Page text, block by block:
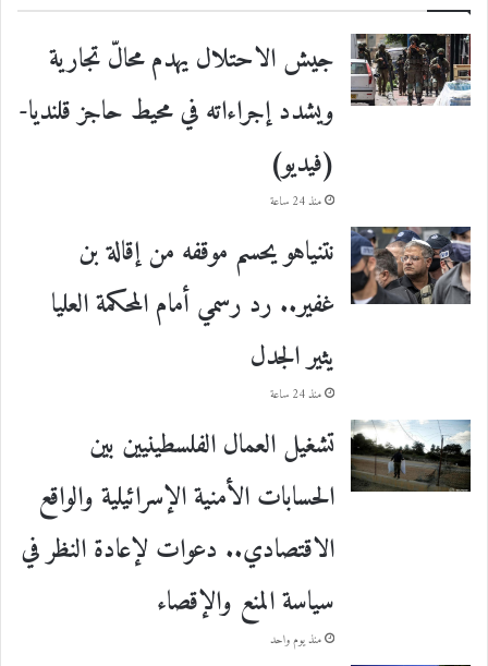
جيش الاحتلال يهدم محالّ تجارية
ويشدد إجراءاته في محيط حاجز قلنديا-
(فيديو)
منذ 24 ساعة
نتنياهو يحسم موقفه من إقالة بن
غفير.. رد رسمي أمام المحكمة العليا
يثير الجدل
منذ 24 ساعة
تشغيل العمال الفلسطينيين بين
الحسابات الأمنية الإسرائيلية والواقع
الاقتصادي.. دعوات لإعادة النظر في
سياسة المنع والإقصاء
منذ يوم واحد